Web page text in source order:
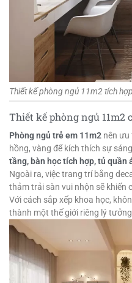
Thiết kế phòng ngủ 11m2 tích
Thiết kế phòng ngủ 11m2
Phòng ngủ trẻ em 11m2 nên ưu
hồng, vàng để kích thích sự
tầng, bàn học tích hợp, tủ quần
Ngoài ra, việc trang trí bằng
thảm trải sàn vui nhộn sẽ khiến
Với cách sắp xếp khoa học,
thành một thế giới riêng lý